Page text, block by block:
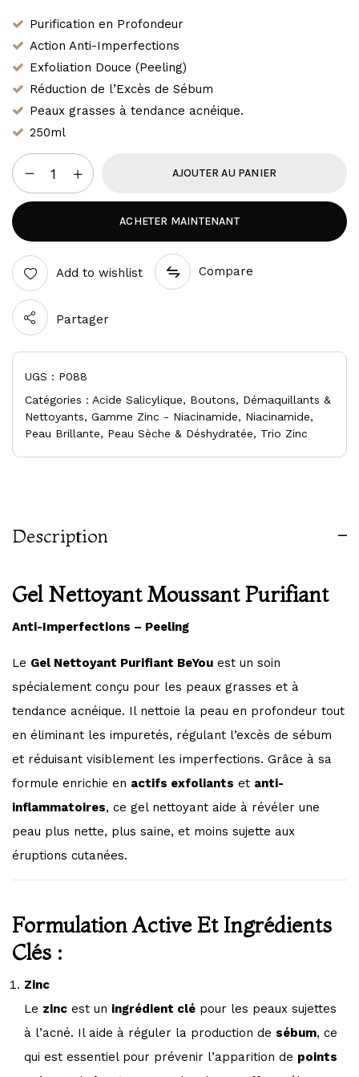
Purification en Profondeur
Action Anti-Imperfections
Exfoliation Douce (Peeling)
Réduction de l’Excès de Sébum
Peaux grasses à tendance acnéique.
250ml
AJOUTER AU PANIER
ACHETER MAINTENANT
Add to wishlist Compare
Partager
UGS : P088
Catégories : Acide Salicylique, Boutons, Démaquillants &
Nettoyants, Gamme Zinc - Niacinamide, Niacinamide,
Peau Brillante, Peau Sèche & Déshydratée, Trio Zinc
Description
Gel Nettoyant Moussant Purifiant
Anti-Imperfections – Peeling
Le Gel Nettoyant Purifiant BeYou est un soin
spécialement conçu pour les peaux grasses et à
tendance acnéique. Il nettoie la peau en profondeur tout
en éliminant les impuretés, régulant l’excès de sébum
et réduisant visiblement les imperfections. Grâce à sa
formule enrichie en actifs exfoliants et anti-
inflammatoires, ce gel nettoyant aide à révéler une
peau plus nette, plus saine, et moins sujette aux
éruptions cutanées.
Formulation Active Et Ingrédients
Clés :
Zinc
Le zinc est un ingrédient clé pour les peaux sujettes
à l’acné. Il aide à réguler la production de sébum, ce
qui est essentiel pour prévenir l’apparition de points